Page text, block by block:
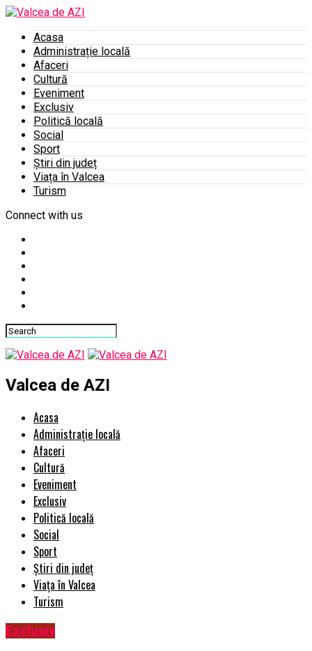
Acasa
Administrație locală
Afaceri
Cultură
Eveniment
Exclusiv
Politică locală
Social
Sport
Știri din județ
Viața în Valcea
Turism
Connect with us
Valcea de AZI
Acasa
Administrație locală
Afaceri
Cultură
Eveniment
Exclusiv
Politică locală
Social
Sport
Știri din județ
Viața în Valcea
Turism
Exclusiv